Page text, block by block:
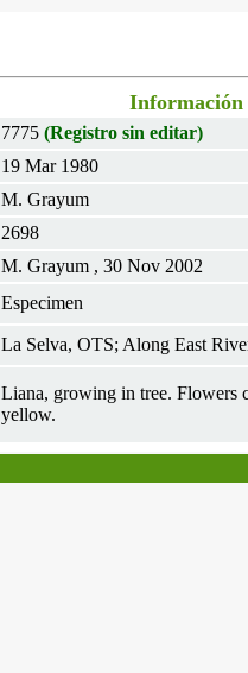
Información
7775 (Registro sin editar)
19 Mar 1980
M. Grayum
2698
M. Grayum , 30 Nov 2002
Especimen
La Selva, OTS; Along East
Liana, growing in tree. Flowers
yellow.